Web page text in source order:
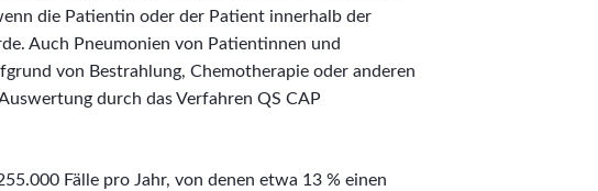
die Patientin oder der Patient innerhalb der
Auch Pneumonien von Patientinnen und
von Bestrahlung, Chemotherapie oder anderen
durch das Verfahren QS CAP
Fälle pro Jahr, von denen etwa 13 % einen